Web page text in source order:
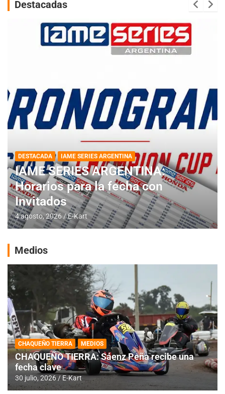
Destacadas
DESTACADA IAME SERIES ARGENTINA
IAME SERIES ARGENTINA:
Horarios para la fecha con
Invitados
4 agosto, 2026 E-Kart
Medios
CHAQUEÑO TIERRA MEDIOS
CHAQUEÑO TIERRA: Sáenz Peña recibe una
fecha clave
30 julio, 2026 E-Kart